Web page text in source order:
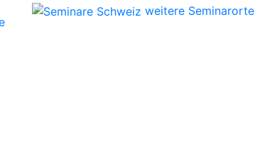
weitere Seminarorte